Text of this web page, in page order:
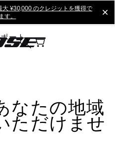
大 ¥30,000 のクレジットを獲得で
す。
ート
なたの地域
ただけませ